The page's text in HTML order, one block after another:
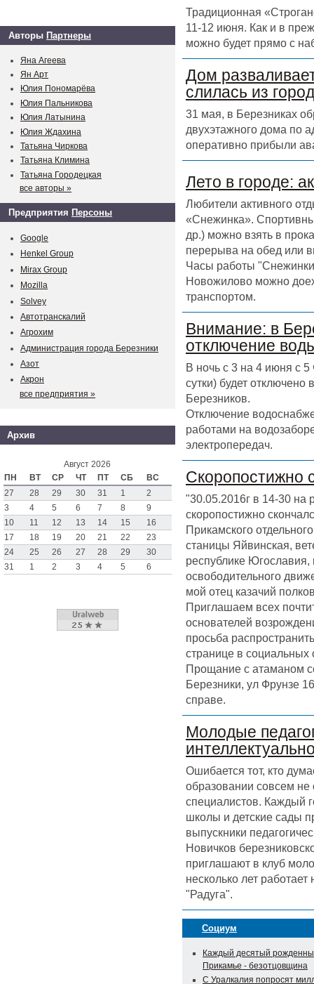
Традиционная
11-12 июня. Как и в
можно будет прямо с
Дом
слилась из
31 мая, в Березниках
двухэтажного дома по
оперативно прибыли
Лето в городе:
Любители активного
«Снежинка».
др.) можно взять в
перерыва на обед или
Часы работы
Новожилово можно
транспортом.
Внимание: в
отключение
В ночь с 3 на 4 июня с 5
сутки) будет
Березников.
Отключение
работами на
электропередач.
Скоропостижно
"30.05.2016г в 14-30 на
скоропостижно
Прикамского
станицы Яйвинская,
республике
освободительного
мой отец казачий
Приглашаем всех
основателей
просьба
странице в
Прощание с атаманом
Березники, ул Фрунзе
справе.
Молодые
Ошибается тот, кто
образовании совсем
специалистов. Каждый
школы и детские сады
выпускники
Новичков
приглашают в клуб
несколько лет
"Радуга".
Социум
Каждый десятый
Прикамье - безотцовщина
С Уралкалия попросят
Авторы Партнеры
Яна Агеева
Ян Арт
Юлия Пономарёва
Юлия Пальникова
Юлия Латынина
Юлия Ждахина
Татьяна Чиркова
Татьяна Климина
Татьяна Городецкая
все авторы »
Предприятия Персоны
Google
Henkel Group
Mirax Group
Mozilla
Solvey
Автотранскалий
Агрохим
Администрация города Березники
Азот
Акрон
все предприятия »
Архив
Август 2026
ПН
ВТ СР ЧТ ПТ СБ
ВС
27
28 29 30 31 1
2
3
4 5 6 7 8
9
10
11 12 13 14 15
16
17
18 19 20 21 22
23
24
25 26 27 28 29
30
31
1 2 3 4 5 6